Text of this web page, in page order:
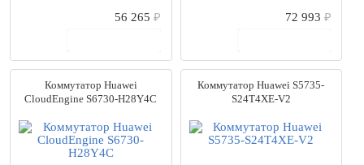
56 265₽
72 993 ₽
Коммутатор Huawei
CloudEngine S6730-H28Y4C
Коммутатор Huawei S5735-
S24T4XE-V2